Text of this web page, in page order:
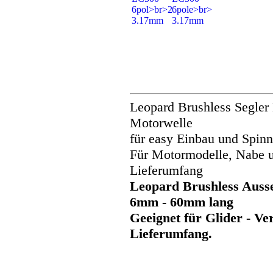
Leopard Brushless
Motorwelle
für easy Einbau und
Für Motormodelle, Nabe
Lieferumfang
Leopard Brushless
6mm - 60mm lang
Geeignet für Glider -
Lieferumfang.